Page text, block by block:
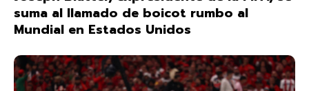
suma al llamado de boicot rumbo al
Mundial en Estados Unidos